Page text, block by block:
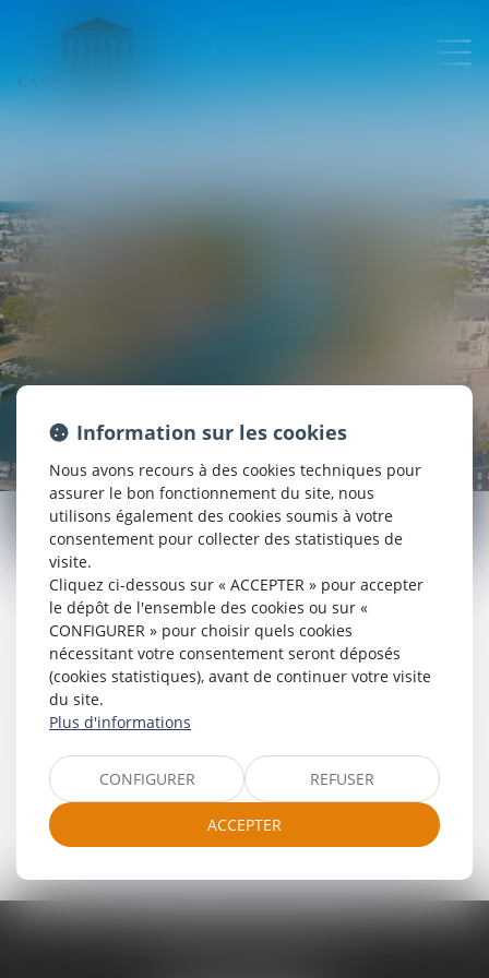
DROIT DES AUTOMOBILES
ET DES BATEAUX DE
PLAISANCE
CONTENTIEUX DES AUTOMOBILES
CONTENTIEUX DES BATEAUX DE
PLAISANCE
Information sur les cookies
Nous avons recours à des cookies techniques pour
assurer le bon fonctionnement du site, nous
utilisons également des cookies soumis à votre
consentement pour collecter des statistiques de
visite.
Cliquez ci-dessous sur « ACCEPTER » pour accepter
le dépôt de l'ensemble des cookies ou sur «
CONFIGURER » pour choisir quels cookies
nécessitant votre consentement seront déposés
(cookies statistiques), avant de continuer votre visite
du site.
Plus d'informations
CONFIGURER REFUSER
ACCEPTER